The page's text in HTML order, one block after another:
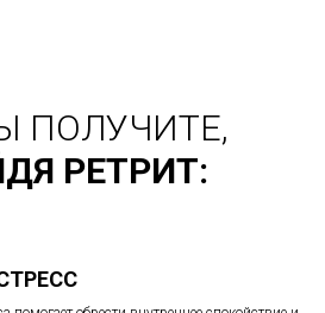
ПОЛУЧИТЕ,
РЕТРИТ: